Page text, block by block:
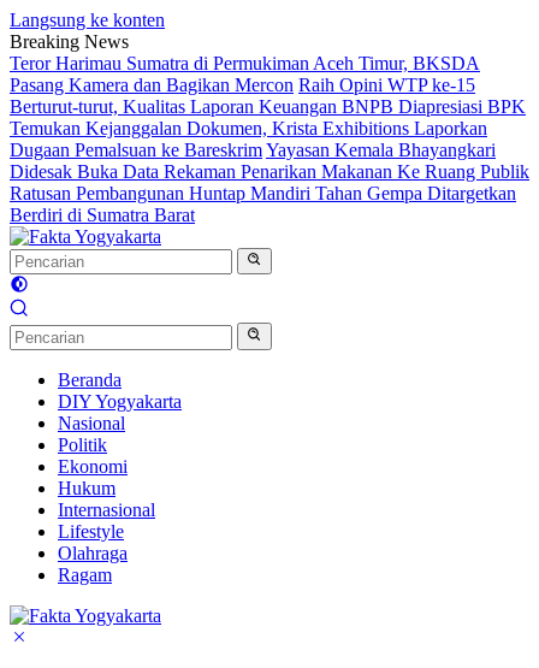
Langsung ke konten
Breaking News
Teror Harimau Sumatra di Permukiman Aceh Timur, BKSDA
Pasang Kamera dan Bagikan Mercon Raih Opini WTP ke-15
Berturut-turut, Kualitas Laporan Keuangan BNPB Diapresiasi BPK
Temukan Kejanggalan Dokumen, Krista Exhibitions Laporkan
Dugaan Pemalsuan ke BareskrimYayasan Kemala Bhayangkari
Didesak Buka Data Rekaman Penarikan Makanan Ke Ruang Publik
Ratusan Pembangunan Huntap Mandiri Tahan Gempa Ditargetkan
Berdiri di Sumatra Barat
Beranda
DIY Yogyakarta
Nasional
Politik
Ekonomi
Hukum
Internasional
Lifestyle
Olahraga
Ragam